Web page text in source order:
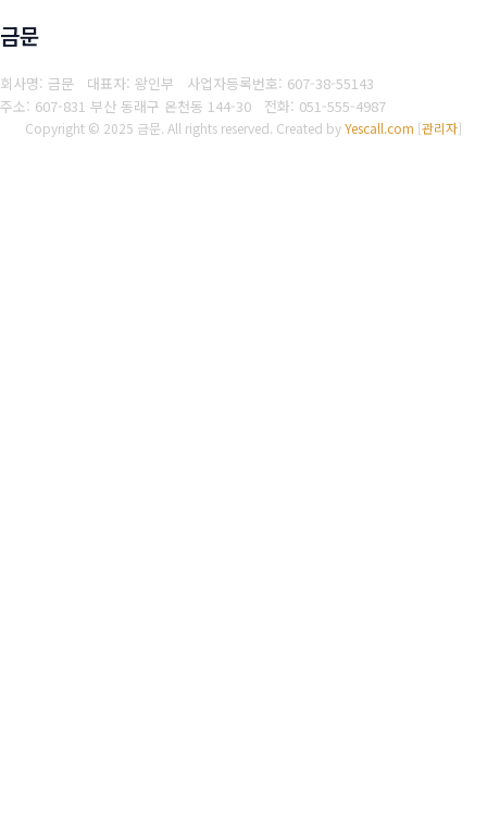
금문
회사명: 금문 대표자: 왕인부 사업자등록번호: 607-38-55143
주소: 607-831 부산 동래구 온천동 144-30 전화: 051-555-4987
Copyright © 2025 금문. All rights reserved. Created byYescall.com [관리자]